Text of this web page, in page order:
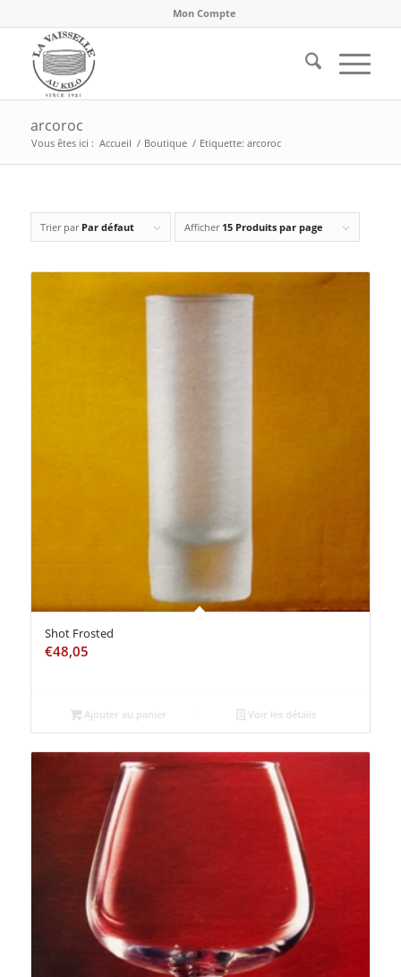
Mon Compte
arcoroc
Vous êtes ici : Accueil / Boutique / Etiquette: arcoroc
Trier par Par défaut Afficher 15 Produits par page
Shot Frosted
€48,05
Ajouter au panier Voir les détails